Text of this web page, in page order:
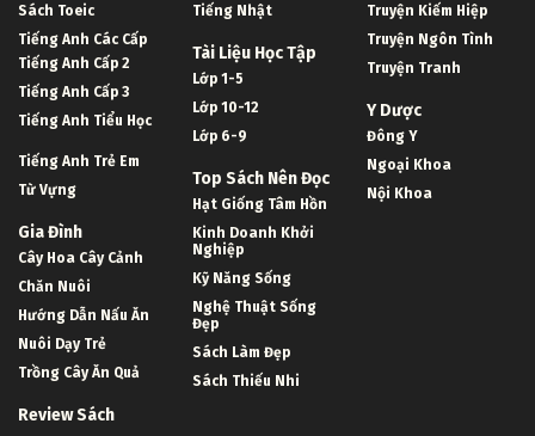
Sách Toeic
Tiếng Anh Các Cấp
Tiếng Anh Cấp 2
Tiếng Anh Cấp 3
Tiếng Anh Tiểu Học
Tiếng Anh Trẻ Em
Từ Vựng
Gia Đình
Cây Hoa Cây Cảnh
Chăn Nuôi
Hướng Dẫn Nấu Ăn
Nuôi Dạy Trẻ
Trồng Cây Ăn Quả
Review Sách
Tiếng Nhật
Tài Liệu Học Tập
Lớp 1-5
Lớp 10-12
Lớp 6-9
Top Sách Nên Đọc
Hạt Giống Tâm Hồn
Kinh Doanh Khởi
Nghiệp
Kỹ Năng Sống
Nghệ Thuật Sống
Đẹp
Sách Làm Đẹp
Sách Thiếu Nhi
Truyện Kiếm Hiệp
Truyện Ngôn Tình
Truyện Tranh
Y Dược
Đông Y
Ngoại Khoa
Nội Khoa